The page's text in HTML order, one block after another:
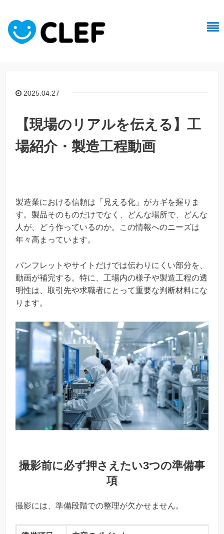
2025.04.27
【現場のリアルを伝える】工
場紹介・製造工程動画
製造業における信頼は「見える化」がカギを握りま
す。製品そのものだけでなく、どんな場所で、どんな
人が、どう作っているのか。この情報へのニーズは
年々高まっています。
パンフレットやサイトだけでは伝わりにくい部分を、
動画が補完する。特に、工場内の様子や製造工程の透
明性は、取引先や求職者にとって重要な判断材料にな
ります。
撮影前に必ず押さえたい3つの準備事
項
撮影には、準備段階での整理が欠かせません。